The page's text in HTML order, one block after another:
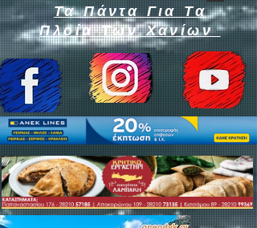
Τα Πάντα Για Τα
Πλοία Των Χανίων